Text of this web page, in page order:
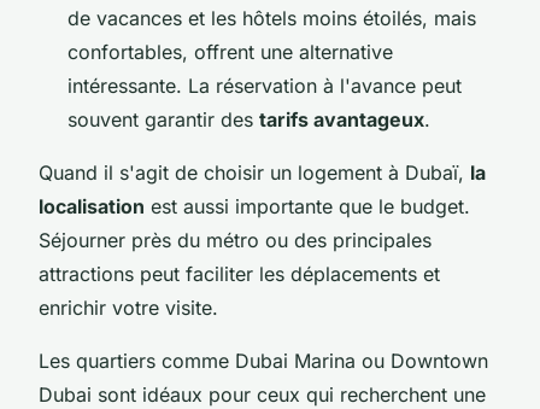
de vacances et les hôtels moins étoilés, mais
confortables, offrent une alternative
intéressante. La réservation à l'avance peut
souvent garantir des tarifs avantageux.
Quand il s'agit de choisir un logement à Dubaï, la
localisation est aussi importante que le budget.
Séjourner près du métro ou des principales
attractions peut faciliter les déplacements et
enrichir votre visite.
Les quartiers comme Dubai Marina ou Downtown
Dubai sont idéaux pour ceux qui recherchent une